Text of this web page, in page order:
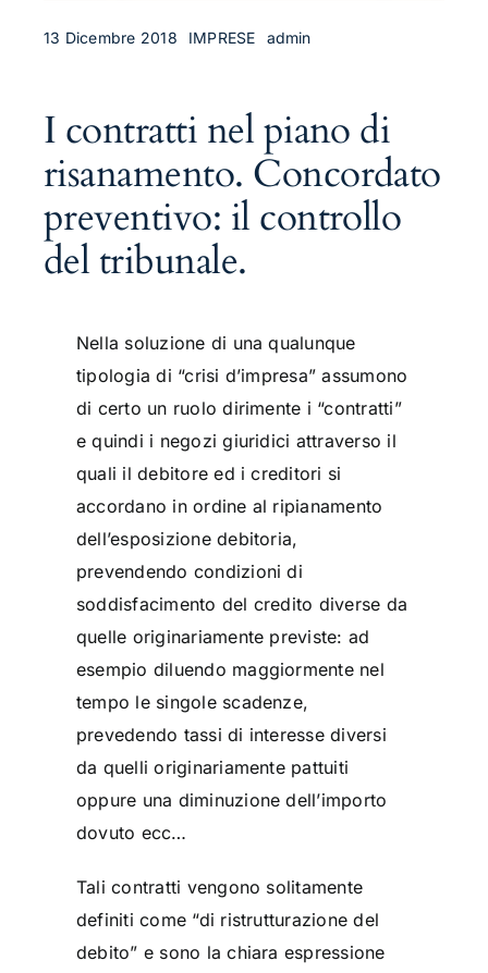
13 Dicembre 2018 IMPRESE admin
I contratti nel piano di
risanamento. Concordato
preventivo: il controllo
del tribunale.
Nella soluzione di una qualunque
tipologia di “crisi d’impresa” assumono
di certo un ruolo dirimente i “contratti”
e quindi i negozi giuridici attraverso il
quali il debitore ed i creditori si
accordano in ordine al ripianamento
dell’esposizione debitoria,
prevendendo condizioni di
soddisfacimento del credito diverse da
quelle originariamente previste: ad
esempio diluendo maggiormente nel
tempo le singole scadenze,
prevedendo tassi di interesse diversi
da quelli originariamente pattuiti
oppure una diminuzione dell’importo
dovuto ecc…
Tali contratti vengono solitamente
definiti come “di ristrutturazione del
debito” e sono la chiara espressione